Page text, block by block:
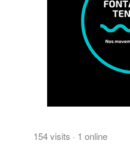
154visits · 1 online